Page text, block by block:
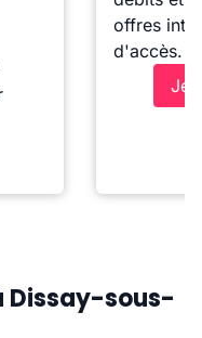
offres
d'accès.
Je
Dissay-sous-